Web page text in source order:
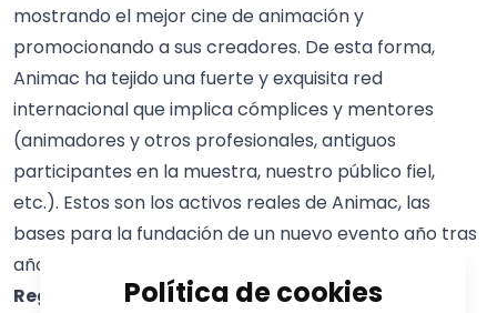
mostrando el mejor cine de animación y
promocionando a sus creadores. De esta forma,
Animac ha tejido una fuerte y exquisita red
internacional que implica cómplices y mentores
(animadores y otros profesionales, antiguos
participantes en la muestra, nuestro público fiel,
etc.). Estos son los activos reales de Animac, las
bases para la fundación de un nuevo evento año tras
año, siempre más ambicioso y eficiente.
Regidoria de CulturaPolítica de cookies